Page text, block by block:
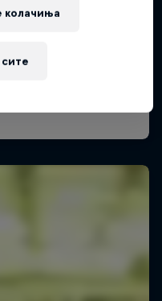
колачиња